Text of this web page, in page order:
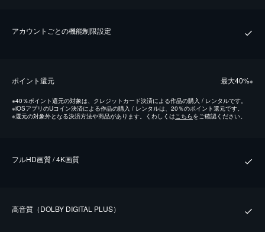
アカウントごとの機能制限設定
ポイント還元 最⼤40%※
※40％ポイント還元の対象は、クレジットカード決済による作品の購入 / レンタルです。
※iOSアプリのUコイン決済による作品の購入 / レンタルは、20％のポイント還元です。
※還元の対象外となる決済方法や商品があります。くわしくはこちらをご確認ください。
フルHD画質 / 4K画質
⾼⾳質（DOLBY DIGITAL PLUS）